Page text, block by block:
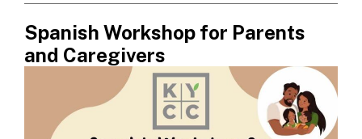
Spanish Workshop for Parents
and Caregivers